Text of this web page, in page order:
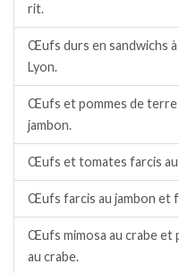
rit.
Œufs durs en sandwichs à
Lyon.
Œufs et pommes de terre
jambon.
Œufs et tomates farcis
Œufs farcis au jambon et
Œufs mimosa au crabe et
au crabe.